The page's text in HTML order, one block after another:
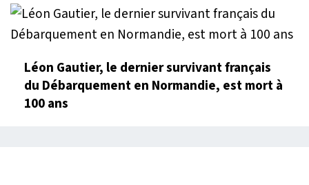
Léon Gautier, le dernier survivant français
du Débarquement en Normandie, est mort à
100 ans